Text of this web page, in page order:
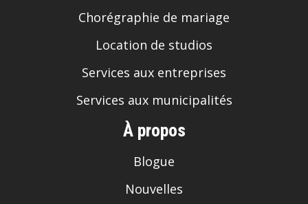
Chorégraphie de mariage
Location de studios
Services aux entreprises
Services aux municipalités
À propos
Blogue
Nouvelles